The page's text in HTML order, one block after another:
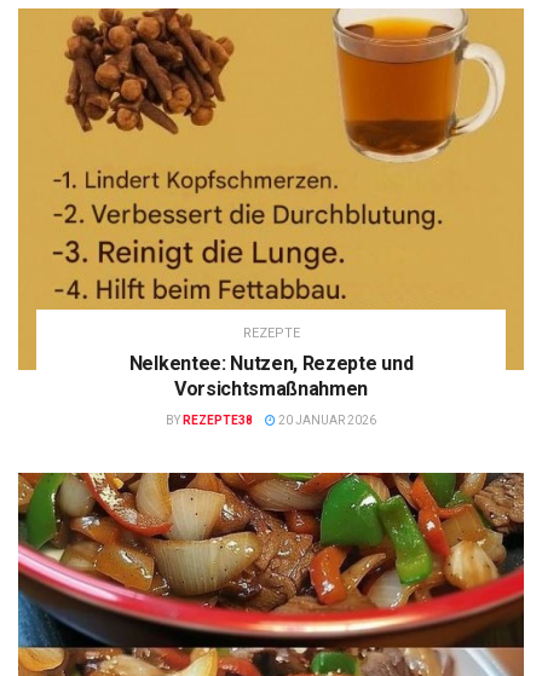
REZEPTE
Nelkentee: Nutzen, Rezepte und
Vorsichtsmaßnahmen
BY REZEPTE38 20 JANUAR 2026